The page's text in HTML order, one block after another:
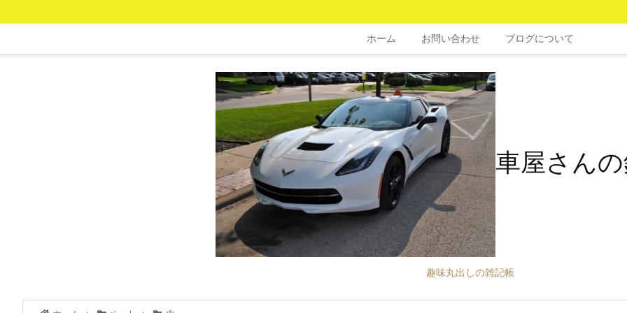
ホーム お問い合わせ ブログについて
車屋さん
趣味丸出しの雑記帳